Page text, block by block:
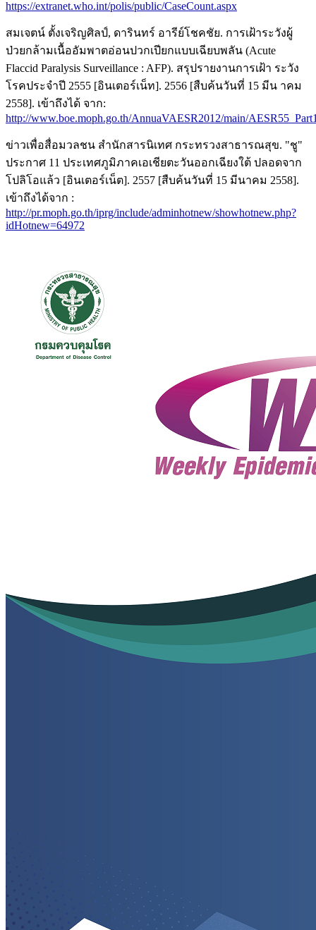
https://extranet.who.int/polis/public/CaseCount.aspx
สมเจตน์ ตั้งเจริญศิลป์, ดารินทร์ อารีย์โชคชัย. การเฝ้าระวังผู้
ป่วยกล้ามเนื้ออัมพาตอ่อนปวกเปียกแบบเฉียบพลัน (Acute
Flaccid Paralysis Surveillance : AFP). สรุปรายงานการเฝ้า ระวัง
โรคประจำปี 2555 [อินเตอร์เน็ท]. 2556 [สืบค้นวันที่ 15 มีน าคม
2558]. เข้าถึงได้ จาก:
http://www.boe.moph.go.th/AnnuaVAESR2012/main/
ข่าวเพื่อสื่อมวลชน สำนักสารนิเทศ กระทรวงสาธารณสุข. "ชู"
ประกาศ 11 ประเทศภูมิภาคเอเชียตะวันออกเฉียงใต้ ปลอดจาก
โปลิโอแล้ว [อินเตอร์เน็ต]. 2557 [สืบค้นวันที่ 15 มีนาคม 2558].
เข้าถึงได้จาก :
http://pr.moph.go.th/iprg/include/adminhotnew/showhotnew.php?
idHotnew=64972